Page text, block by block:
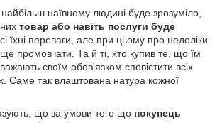
наївному людині буде зрозуміло,
товар або навіть послуги буде
їхні переваги, але при цьому про недоліки
промовчати. Та й ті, хто купив те, що їм
своїм обов'язком сповістити всіх
Саме так влаштована натура кожної
що за умови того що покупець